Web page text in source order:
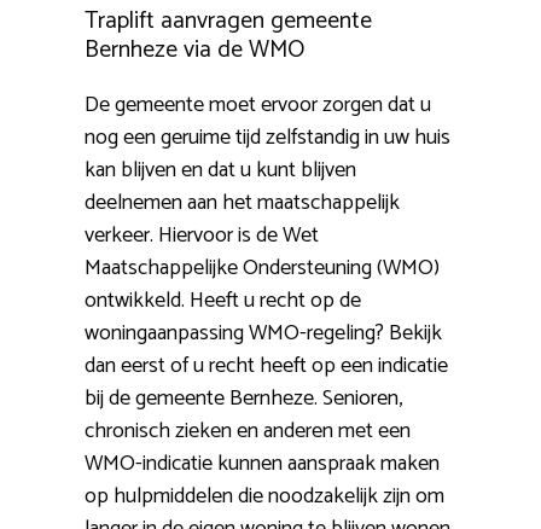
Traplift aanvragen gemeente
Bernheze via de WMO
De gemeente moet ervoor zorgen dat u
nog een geruime tijd zelfstandig in uw huis
kan blijven en dat u kunt blijven
deelnemen aan het maatschappelijk
verkeer. Hiervoor is de Wet
Maatschappelijke Ondersteuning (WMO)
ontwikkeld. Heeft u recht op de
woningaanpassing WMO-regeling? Bekijk
dan eerst of u recht heeft op een indicatie
bij de gemeente Bernheze. Senioren,
chronisch zieken en anderen met een
WMO-indicatie kunnen aanspraak maken
op hulpmiddelen die noodzakelijk zijn om